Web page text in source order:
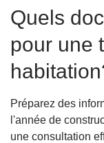
Quels
pour une
Préparez des
l'année de
une consultation